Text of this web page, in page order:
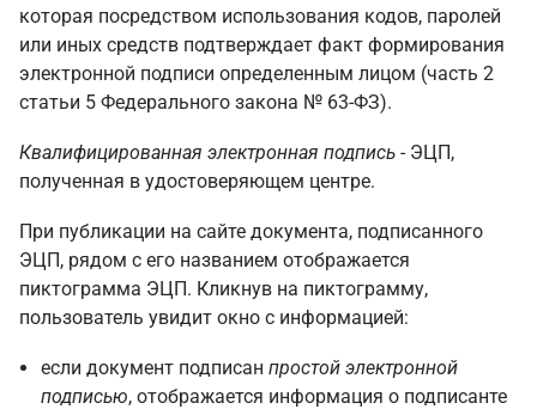
которая посредством использования кодов, паролей
или иных средств подтверждает факт формирования
электронной подписи определенным лицом (часть 2
статьи 5 Федерального закона № 63-ФЗ).
Квалифицированная электронная подпись - ЭЦП,
полученная в удостоверяющем центре.
При публикации на сайте документа, подписанного
ЭЦП, рядом с его названием отображается
пиктограмма ЭЦП. Кликнув на пиктограмму,
пользователь увидит окно с информацией:
если документ подписан простой электронной
подписью, отображается информация о подписанте